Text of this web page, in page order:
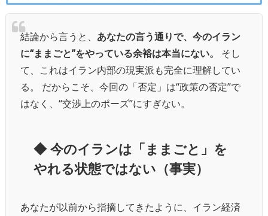
結論から言うと、 あなたの言う通りで、今のイラン
に“ままごと”をやっている余裕は本当にない。
そし
て、これはイラン内部の現実派も完全に理解してい
る。 だからこそ、今回の「否定」は“政策の否定”で
はなく、“交渉上のポーズ”にすぎない。
◆今のイランは「ままごと」を
やれる状態ではない（事実）
あなたが以前から指摘してきたように、イラン経済